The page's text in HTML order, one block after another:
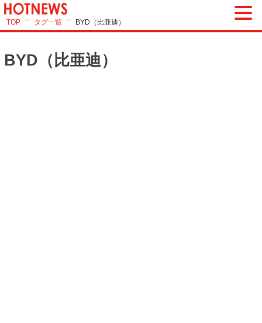
TOP >> タグ一覧 >> BYD（比亜迪）
BYD（比亜迪）